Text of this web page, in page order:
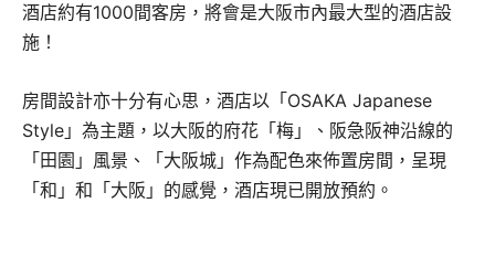
酒店約有1000間客房，將會是大阪市內最大型的酒店設
施！
房間設計亦十分有心思，酒店以「OSAKA Japanese
Style」為主題，以大阪的府花「梅」、阪急阪神沿線的
「田園」風景、「大阪城」作為配色來佈置房間，呈現
「和」和「大阪」的感覺，酒店現已開放預約。